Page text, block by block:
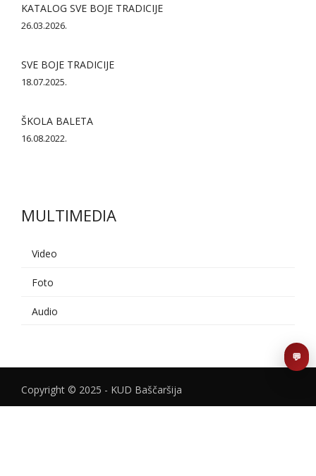
KATALOG SVE BOJE TRADICIJE
26.03.2026.
SVE BOJE TRADICIJE
18.07.2025.
ŠKOLA BALETA
16.08.2022.
MULTIMEDIA
Video
Foto
Audio
Copyright © 2025 - KUD Baščaršija
💬
Postavite pitanje o probama,